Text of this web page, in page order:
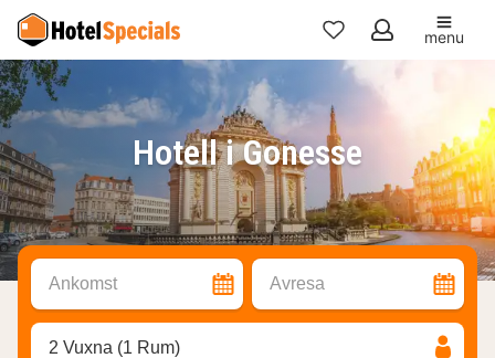
Mina
favoriter
menu
Hotell i Gonesse
Ankomst Avresa
2 Vuxna (1 Rum)